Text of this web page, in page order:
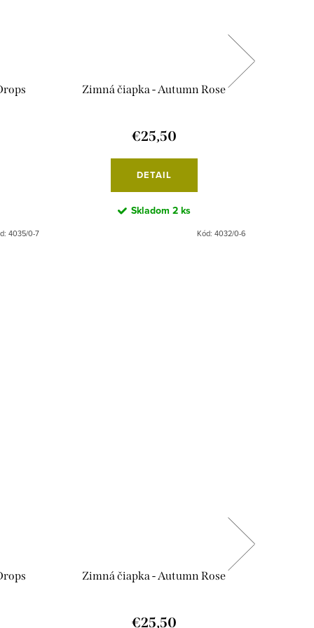
4035/0-7
Zimná čiapka - Autumn Rose
€25,50
DETAIL
Skladom 2 ks
Kód: 4032/0-6
Zimná čiapka - Autumn Rose
€25,50